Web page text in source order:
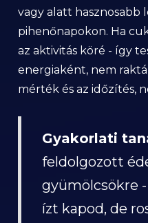
vagy alatt hasznosabb
pihenőnapokon. Ha
az aktivitás köré - így
energiaként, nem
mérték és az időzítés,
Gyakorlati
feldolgozott
gyümölcsökre
ízt kapod, de